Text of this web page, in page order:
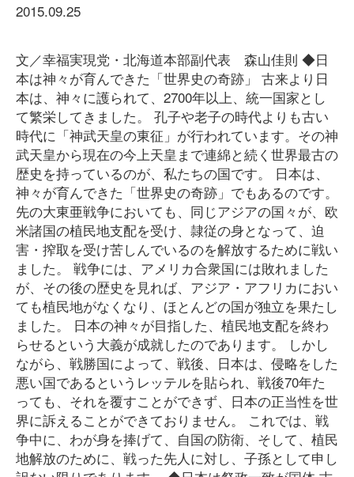
2015.09.25
文／幸福実現党・北海道本部副代表 森山佳則 ◆日
本は神々が育んできた「世界史の奇跡」 古来より日
本は、神々に護られて、2700年以上、統一国家とし
て繁栄してきました。 孔子や老子の時代よりも古い
時代に「神武天皇の東征」が行われています。その神
武天皇から現在の今上天皇まで連綿と続く世界最古の
歴史を持っているのが、私たちの国です。 日本は、
神々が育んできた「世界史の奇跡」でもあるのです。
先の大東亜戦争においても、同じアジアの国々が、欧
米諸国の植民地支配を受け、隷従の身となって、迫
害・搾取を受け苦しんでいるのを解放するために戦い
ました。 戦争には、アメリカ合衆国には敗れました
が、その後の歴史を見れば、アジア・アフリカにおい
ても植民地がなくなり、ほとんどの国が独立を果たし
ました。 日本の神々が目指した、植民地支配を終わ
らせるという大義が成就したのであります。 しかし
ながら、戦勝国によって、戦後、日本は、侵略をした
悪い国であるというレッテルを貼られ、戦後70年た
っても、それを覆すことができず、日本の正当性を世
界に訴えることができておりません。 これでは、戦
争中に、わが身を捧げて、自国の防衛、そして、植民
地解放のために、戦った先人に対し、子孫として申し